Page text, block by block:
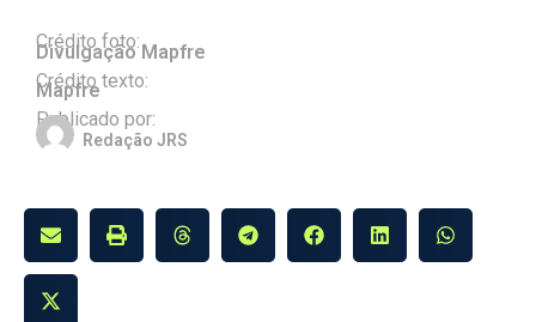
Crédito foto:
Divulgação Mapfre
Crédito texto:
Mapfre
Publicado por:
Redação JRS